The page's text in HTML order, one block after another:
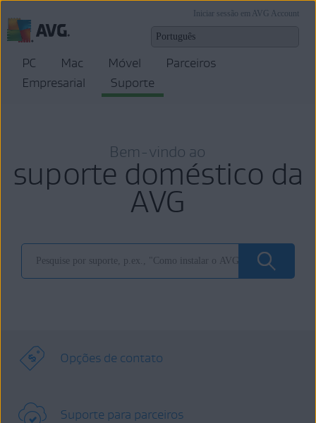
Iniciar sessão em AVG Account
PC Mac Móvel
Parceiros
Empresarial
Suporte
Bem-vindo ao
suporte doméstico da
AVG
Opções de contato
Suporte para parceiros